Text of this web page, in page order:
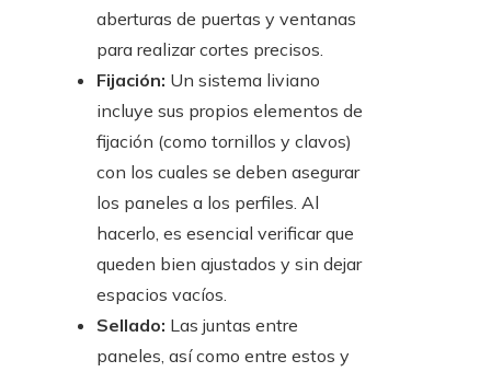
aberturas de puertas y ventanas
para realizar cortes precisos.
Fijación: Un sistema liviano
incluye sus propios elementos de
fijación (como tornillos y clavos)
con los cuales se deben asegurar
los paneles a los perfiles. Al
hacerlo, es esencial verificar que
queden bien ajustados y sin dejar
espacios vacíos.
Sellado: Las juntas entre
paneles, así como entre estos y